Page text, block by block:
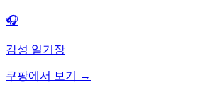
🎧
감성 일기장
쿠팡에서 보기 →